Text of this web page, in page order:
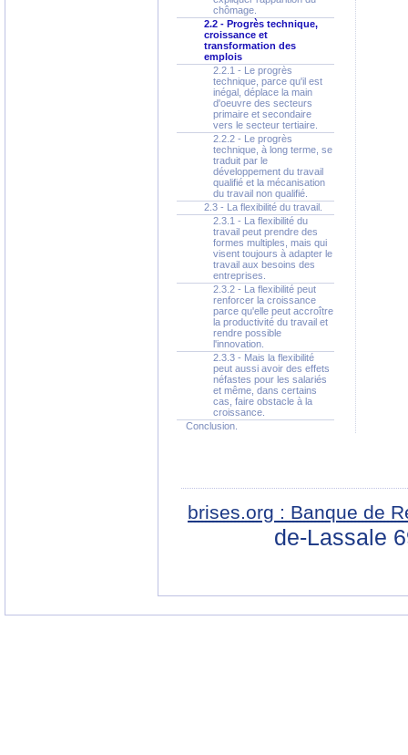
chômage.
2.2 - Progrès technique,
croissance et
transformation des
emplois
2.2.1 - Le progrès
technique, parce qu'il est
inégal, déplace la main
d'oeuvre des secteurs
primaire et secondaire
vers le secteur tertiaire.
2.2.2 - Le progrès
technique, à long terme, se
traduit par le
développement du travail
qualifié et la mécanisation
du travail non qualifié.
2.3 - La flexibilité du travail.
2.3.1 - La flexibilité du
travail peut prendre des
formes multiples, mais qui
visent toujours à adapter le
travail aux besoins des
entreprises.
2.3.2 - La flexibilité peut
renforcer la croissance
parce qu'elle peut accroître
la productivité du travail et
rendre possible
l'innovation.
2.3.3 - Mais la flexibilité
peut aussi avoir des effets
néfastes pour les salariés
et même, dans certains
cas, faire obstacle à la
croissance.
Conclusion.
brises.org : Banque de
de-Lassale